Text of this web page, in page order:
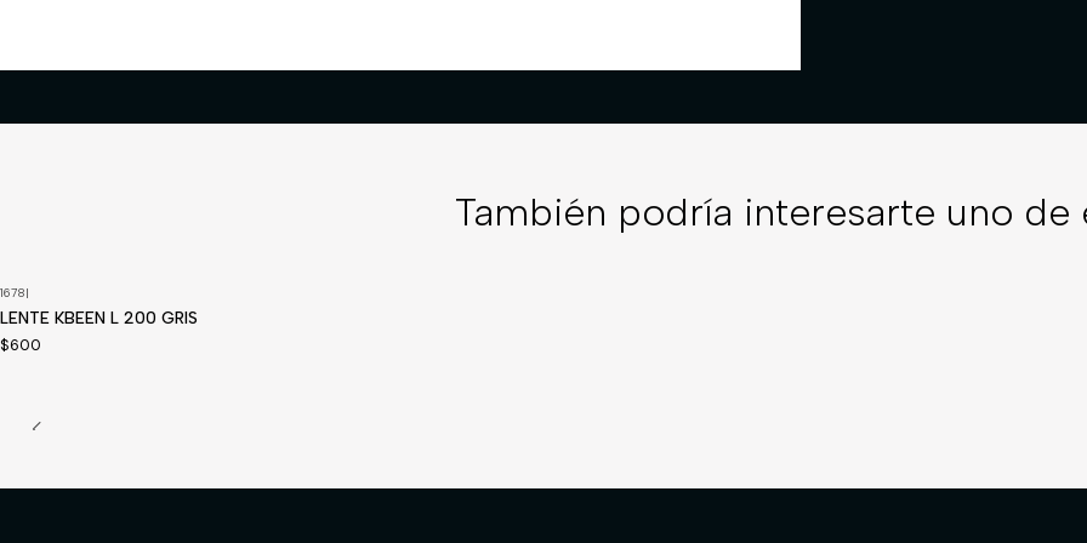
También podría interesarte uno de
1678|
LENTE KBEEN L 200 GRIS
$600